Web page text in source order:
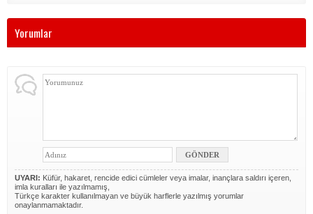
Yorumlar
UYARI: Küfür, hakaret, rencide edici cümleler veya imalar, inançlara saldırı içeren,
imla kuralları ile yazılmamış,
Türkçe karakter kullanılmayan ve büyük harflerle yazılmış yorumlar
onaylanmamaktadır.